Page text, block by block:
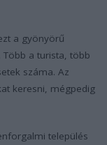
a gyönyörű
a turista, több
száma. Az
keresni, mégpedig
település